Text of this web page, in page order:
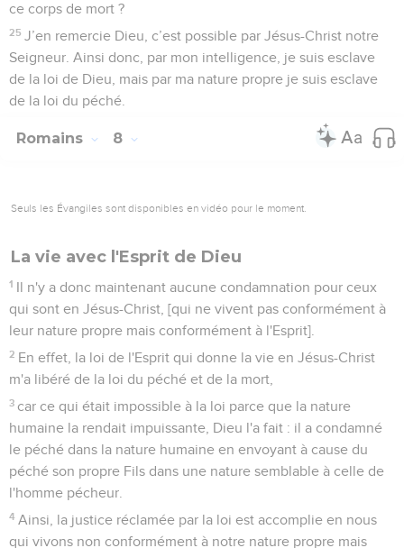
ce corps de mort ?
25 J’en remercie Dieu, c’est possible par Jésus-Christ notre
Seigneur. Ainsi donc, par mon intelligence, je suis esclave
de la loi de Dieu, mais par ma nature propre je suis esclave
de la loi du péché.
Romains 8
Seuls les Évangiles sont disponibles en vidéo pour le moment.
La vie avec l'Esprit de Dieu
1 Il n'y a donc maintenant aucune condamnation pour ceux
qui sont en Jésus-Christ, [qui ne vivent pas conformément à
leur nature propre mais conformément à l'Esprit].
2 En effet, la loi de l'Esprit qui donne la vie en Jésus-Christ
m'a libéré de la loi du péché et de la mort,
3 car ce qui était impossible à la loi parce que la nature
humaine la rendait impuissante, Dieu l'a fait : il a condamné
le péché dans la nature humaine en envoyant à cause du
péché son propre Fils dans une nature semblable à celle de
l'homme pécheur.
4 Ainsi, la justice réclamée par la loi est accomplie en nous
qui vivons non conformément à notre nature propre mais